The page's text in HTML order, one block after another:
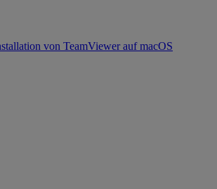
von TeamViewer auf macOS